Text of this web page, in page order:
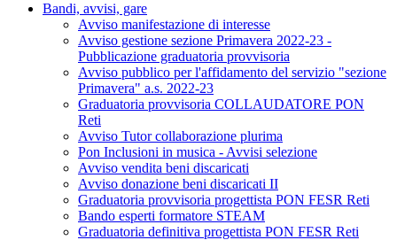
Bandi, avvisi, gare
Avviso manifestazione di interesse
Avviso gestione sezione Primavera 2022-23 -
Pubblicazione graduatoria provvisoria
Avviso pubblico per l'affidamento del servizio "sezione
Primavera" a.s. 2022-23
Graduatoria provvisoria COLLAUDATORE PON
Reti
Avviso Tutor collaborazione plurima
Pon Inclusioni in musica - Avvisi selezione
Avviso vendita beni discaricati
Avviso donazione beni discaricati II
Graduatoria provvisoria progettista PON FESR Reti
Bando esperti formatore STEAM
Graduatoria definitiva progettista PON FESR Reti